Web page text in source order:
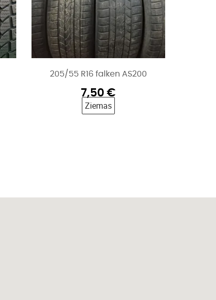
205/55 R16 falken AS200
7,50 €
Ziemas